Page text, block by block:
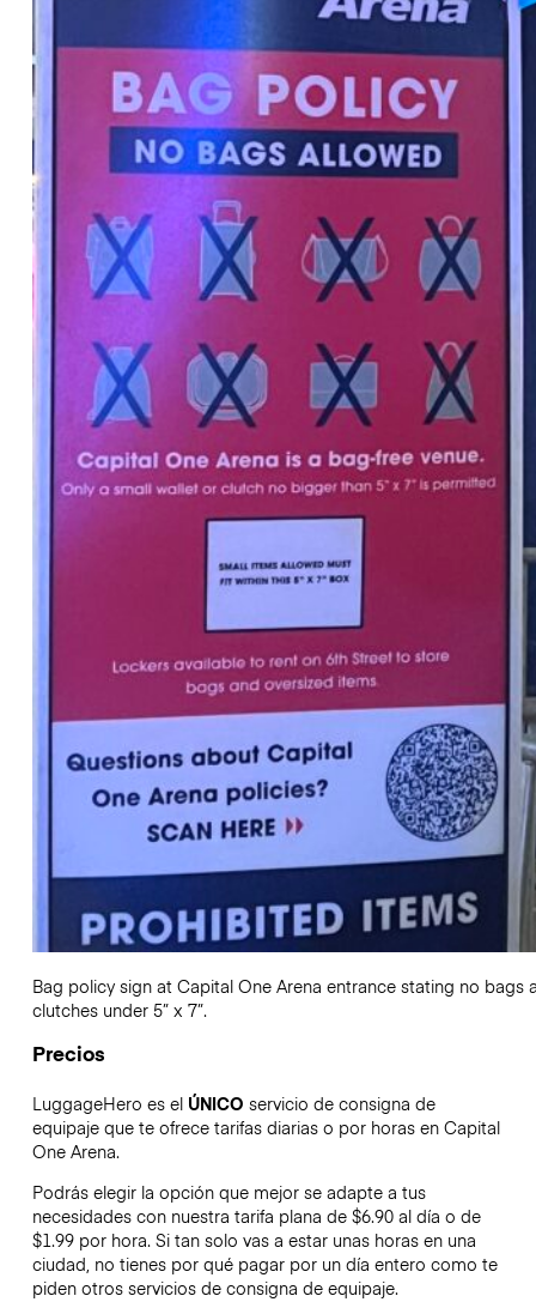
Bag policy sign at Capital One Arena entrance stating no
clutches under 5” x 7”.
Precios
LuggageHero es el ÚNICO servicio de consigna de
equipaje que te ofrece tarifas diarias o por horas en Capital
One Arena.
Podrás elegir la opción que mejor se adapte a tus
necesidades con nuestra tarifa plana de $6.90 al día o de
$1.99 por hora. Si tan solo vas a estar unas horas en una
ciudad, no tienes por qué pagar por un día entero como te
piden otros servicios de consigna de equipaje.